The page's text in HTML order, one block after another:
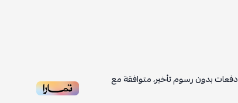
دفعات بدون رسوم تأخير، متوافقة مع